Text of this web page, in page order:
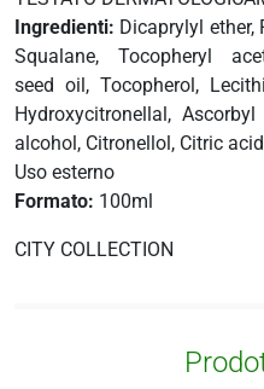
fisico
Ingredienti: Dicaprylyl
Squalane, Tocopheryl
seed oil, Tocopherol,
Hydroxycitronellal,
alcohol, Citronellol, Citric
Uso esterno
Formato: 100ml
CITY COLLECTION